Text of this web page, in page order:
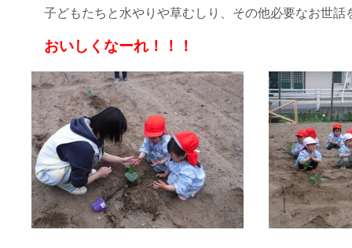
子どもたちと水やりや草むしり、その他必要なお世話
おいしくなーれ！！！